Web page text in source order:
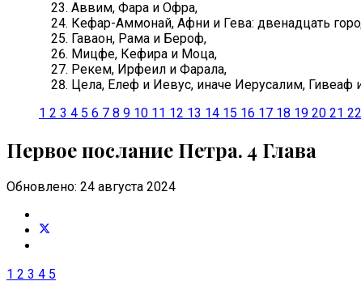
Аввим, Фара и Офра,
Кефар-Аммонай, Афни и Гева: двенадцать
Гаваон, Рама и Бероф,
Мицфе, Кефира и Моца,
Рекем, Ирфеил и Фарала,
Цела, Елеф и Иевус, иначе Иерусалим,
1 2 3 4 5 6 7 8 9 10 11 12 13 14 15 16 17 18 19 20 21 22
Первое послание Петра. 4 Глава
Обновлено: 24 августа 2024
1 2 3 4 5